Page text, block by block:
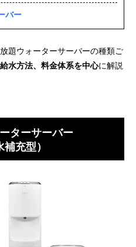
バー
題ウォーターサーバーの種類ご
水方法、料金体系を中心に解説
ターサーバー
補充型）